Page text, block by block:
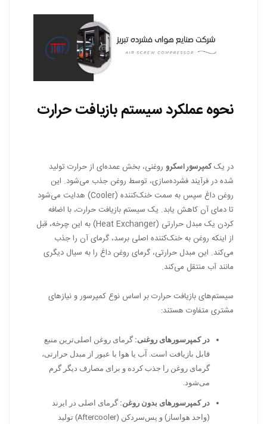
نحوه عملکرد سیستم بازیافت حرارت
در یککمپرسور اسکرو روغنی، بخش عمده‌ای از حرارت تولید
شده در فرآیند فشرده‌سازی، توسط روغن جذب می‌شود. این
روغن داغ سپس به سمت خنک‌کننده (Cooler) هدایت می‌شود
تا دمای آن کاهش یابد. یک سیستم بازیافت حرارت، با اضافه
کردن یک مبدل حرارتی (Heat Exchanger) به این چرخه، قبل
از اینکه روغن به خنک‌کننده اصلی برسد، گرمای آن را جذب
می‌کند. این مبدل حرارتی، گرمای روغن داغ را به سیال دیگری
مانند آب منتقل می‌کند.
سیستم‌های بازیافت حرارت بر اساس نوع کمپرسور و نیازهای
مشتری متفاوت هستند:
در کمپرسورهای روغنی: گرمای روغن اصلی‌ترین منبع
قابل بازیافت است. آب یا هوا با عبور از مبدل حرارتی،
گرمای روغن را جذب کرده و برای مصارف دیگر گرم
می‌شود.
در کمپرسورهای بدون روغن: گرمای اصلی در ایرند
(واحد هواساز) و پس‌سردکن (Aftercooler) تولید